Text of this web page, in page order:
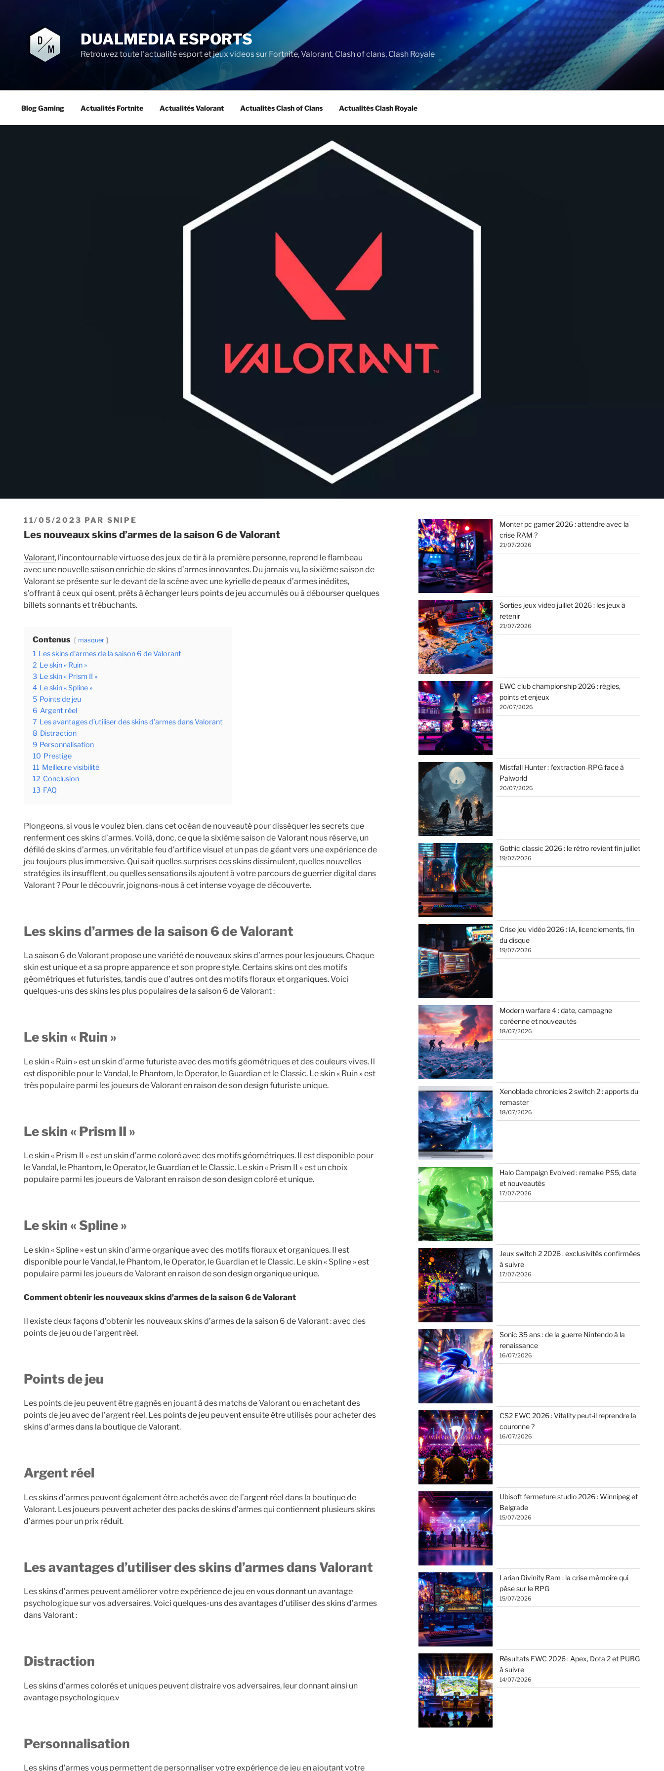
principal
DUALMEDIA ESPORTS
Retrouvez toute l'actualité esport et jeux videos sur Fortnite, Valorant, Clash of clans, Clash Royale
Blog Gaming Actualités Fortnite Actualités Valorant Actualités Clash of Clans Actualités Clash Royale
PUBLIÉ
LE
11/05/2023 PAR SNIPE
Les nouveaux skins d’armes de la saison 6 de Valorant
Valorant, l’incontournable virtuose des jeux de tir à la première personne, reprend le flambeau
avec une nouvelle saison enrichie de skins d’armes innovantes. Du jamais vu, la sixième saison de
Valorant se présente sur le devant de la scène avec une kyrielle de peaux d’armes inédites,
s’offrant à ceux qui osent, prêts à échanger leurs points de jeu accumulés ou à débourser quelques
billets sonnants et trébuchants.
Contenus masquer
1 Les skins d’armes de la saison 6 de Valorant
2 Le skin « Ruin »
3 Le skin « Prism II »
4 Le skin « Spline »
5 Points de jeu
6 Argent réel
7 Les avantages d’utiliser des skins d’armes dans Valorant
8 Distraction
9 Personnalisation
10 Prestige
11 Meilleure visibilité
12 Conclusion
13 FAQ
Plongeons, si vous le voulez bien, dans cet océan de nouveauté pour disséquer les secrets que
renferment ces skins d’armes. Voilà, donc, ce que la sixième saison de Valorant nous réserve, un
défilé de skins d’armes, un véritable feu d’artifice visuel et un pas de géant vers une expérience de
jeu toujours plus immersive. Qui sait quelles surprises ces skins dissimulent, quelles nouvelles
stratégies ils insufflent, ou quelles sensations ils ajoutent à votre parcours de guerrier digital dans
Valorant ? Pour le découvrir, joignons-nous à cet intense voyage de découverte.
Les skins d’armes de la saison 6 de Valorant
La saison 6 de Valorant propose une variété de nouveaux skins d’armes pour les joueurs. Chaque
skin est unique et a sa propre apparence et son propre style. Certains skins ont des motifs
géométriques et futuristes, tandis que d’autres ont des motifs floraux et organiques. Voici
quelques-uns des skins les plus populaires de la saison 6 de Valorant :
Le skin « Ruin »
Le skin « Ruin » est un skin d’arme futuriste avec des motifs géométriques et des couleurs vives. Il
est disponible pour le Vandal, le Phantom, le Operator, le Guardian et le Classic. Le skin « Ruin » est
très populaire parmi les joueurs de Valorant en raison de son design futuriste unique.
Le skin « Prism II »
Le skin « Prism II » est un skin d’arme coloré avec des motifs géométriques. Il est disponible pour
le Vandal, le Phantom, le Operator, le Guardian et le Classic. Le skin « Prism II » est un choix
populaire parmi les joueurs de Valorant en raison de son design coloré et unique.
Le skin « Spline »
Le skin « Spline » est un skin d’arme organique avec des motifs floraux et organiques. Il est
disponible pour le Vandal, le Phantom, le Operator, le Guardian et le Classic. Le skin « Spline » est
populaire parmi les joueurs de Valorant en raison de son design organique unique.
Comment obtenir les nouveaux skins d’armes de la saison 6 de Valorant
Il existe deux façons d’obtenir les nouveaux skins d’armes de la saison 6 de Valorant : avec des
points de jeu ou de l’argent réel.
Points de jeu
Les points de jeu peuvent être gagnés en jouant à des matchs de Valorant ou en achetant des
points de jeu avec de l’argent réel. Les points de jeu peuvent ensuite être utilisés pour acheter des
skins d’armes dans la boutique de Valorant.
Argent réel
Les skins d’armes peuvent également être achetés avec de l’argent réel dans la boutique de
Valorant. Les joueurs peuvent acheter des packs de skins d’armes qui contiennent plusieurs skins
d’armes pour un prix réduit.
Les avantages d’utiliser des skins d’armes dans Valorant
Les skins d’armes peuvent améliorer votre expérience de jeu en vous donnant un avantage
psychologique sur vos adversaires. Voici quelques-uns des avantages d’utiliser des skins d’armes
dans Valorant :
Distraction
Les skins d’armes colorés et uniques peuvent distraire vos adversaires, leur donnant ainsi un
avantage psychologique.v
Personnalisation
Les skins d’armes vous permettent de personnaliser votre expérience de jeu en ajoutant votre
Monter pc gamer 2026 : attendre avec la
crise RAM ?
21/07/2026
Sorties jeux vidéo juillet 2026 : les jeux à
retenir
21/07/2026
EWC club championship 2026 : règles,
points et enjeux
20/07/2026
Mistfall Hunter : l’extraction-RPG face à
Palworld
20/07/2026
Gothic classic 2026 : le rétro revient fin juillet
19/07/2026
Crise jeu vidéo 2026 : IA, licenciements, fin
du disque
19/07/2026
Modern warfare 4 : date, campagne
coréenne et nouveautés
18/07/2026
Xenoblade chronicles 2 switch 2 : apports du
remaster
18/07/2026
Halo Campaign Evolved : remake PS5, date
et nouveautés
17/07/2026
Jeux switch 2 2026 : exclusivités confirmées
à suivre
17/07/2026
Sonic 35 ans : de la guerre Nintendo à la
renaissance
16/07/2026
CS2 EWC 2026 : Vitality peut-il reprendre la
couronne ?
16/07/2026
Ubisoft fermeture studio 2026 : Winnipeg et
Belgrade
15/07/2026
Larian Divinity Ram : la crise mémoire qui
pèse sur le RPG
15/07/2026
Résultats EWC 2026 : Apex, Dota 2 et PUBG
à suivre
14/07/2026